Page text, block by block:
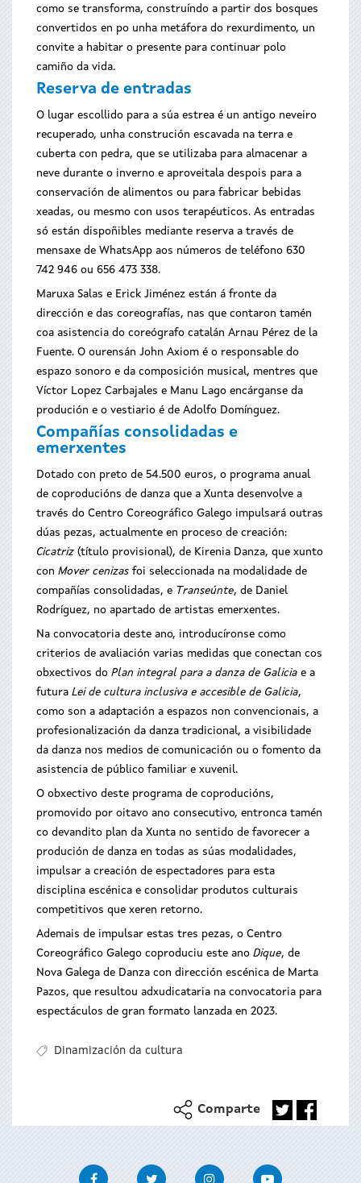
como se transforma, construíndo a partir dos bosques
convertidos en po unha metáfora do rexurdimento, un
convite a habitar o presente para continuar polo
camiño da vida.
Reserva de entradas
O lugar escollido para a súa estrea é un antigo neveiro
recuperado, unha construción escavada na terra e
cuberta con pedra, que se utilizaba para almacenar a
neve durante o inverno e aproveitala despois para a
conservación de alimentos ou para fabricar bebidas
xeadas, ou mesmo con usos terapéuticos. As entradas
só están dispoñibles mediante reserva a través de
mensaxe de WhatsApp aos números de teléfono 630
742 946 ou 656 473 338.
Maruxa Salas e Erick Jiménez están á fronte da
dirección e das coreografías, nas que contaron tamén
coa asistencia do coreógrafo catalán Arnau Pérez de la
Fuente. O ourensán John Axiom é o responsable do
espazo sonoro e da composición musical, mentres que
Víctor Lopez Carbajales e Manu Lago encárganse da
produción e o vestiario é de Adolfo Domínguez.
Compañías consolidadas e
emerxentes
Dotado con preto de 54.500 euros, o programa anual
de coproducións de danza que a Xunta desenvolve a
través do Centro Coreográfico Galego impulsará outras
dúas pezas, actualmente en proceso de creación:
Cicatriz (título provisional), de Kirenia Danza, que xunto
con Mover cenizas foi seleccionada na modalidade de
compañías consolidadas, e Transeúnte, de Daniel
Rodríguez, no apartado de artistas emerxentes.
Na convocatoria deste ano, introducíronse como
criterios de avaliación varias medidas que conectan cos
obxectivos do Plan integral para a danza de Galicia e a
futura Lei de cultura inclusiva e accesible de Galicia,
como son a adaptación a espazos non convencionais, a
profesionalización da danza tradicional, a visibilidade
da danza nos medios de comunicación ou o fomento da
asistencia de público familiar e xuvenil.
O obxectivo deste programa de coproducións,
promovido por oitavo ano consecutivo, entronca tamén
co devandito plan da Xunta no sentido de favorecer a
produción de danza en todas as súas modalidades,
impulsar a creación de espectadores para esta
disciplina escénica e consolidar produtos culturais
competitivos que xeren retorno.
Ademais de impulsar estas tres pezas, o Centro
Coreográfico Galego coproduciu este ano Dique, de
Nova Galega de Danza con dirección escénica de Marta
Pazos, que resultou adxudicataria na convocatoria para
espectáculos de gran formato lanzada en 2023.
Dinamización da cultura
Comparte
FacebookTwitter InstagramYoutube